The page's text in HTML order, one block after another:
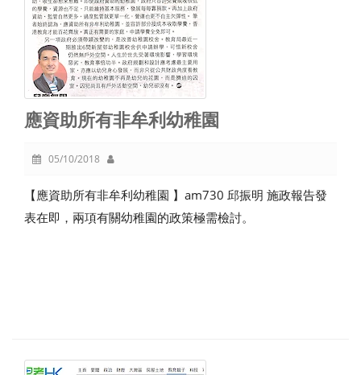
應資助所有非牟利幼稚園
05/10/2018
【應資助所有非牟利幼稚園 】am730 邱振明 施政報告發
表在即，兩項有關幼稚園的政策極需檢討。